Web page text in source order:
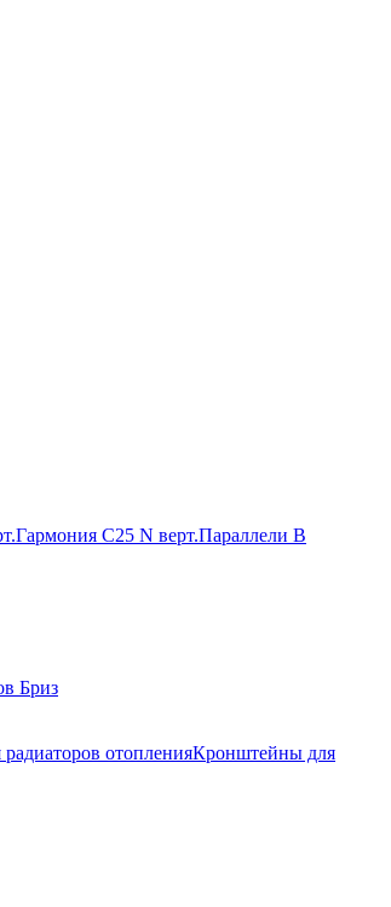
Гармония С25 N верт.Параллели В
Бриз
отопленияКронштейны для